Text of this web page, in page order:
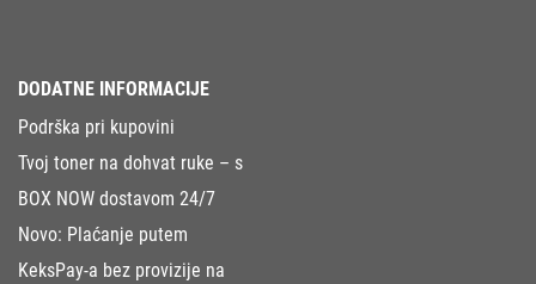
DODATNE INFORMACIJE
Podrška pri kupovini
Tvoj toner na dohvat ruke – s
BOX NOW dostavom 24/7
Novo: Plaćanje putem
KeksPay-a bez provizije na